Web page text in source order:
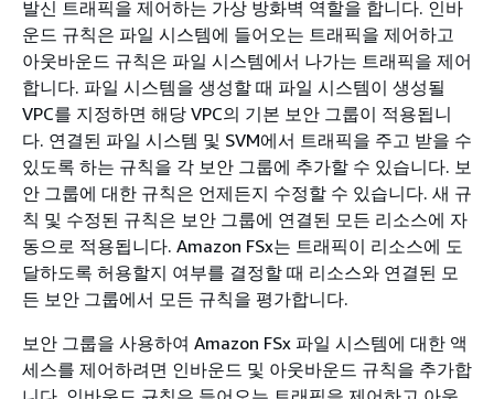
발신 트래픽을 제어하는 가상 방화벽 역할을 합니다. 인바
운드 규칙은 파일 시스템에 들어오는 트래픽을 제어하고
아웃바운드 규칙은 파일 시스템에서 나가는 트래픽을 제어
합니다. 파일 시스템을 생성할 때 파일 시스템이 생성될
VPC를 지정하면 해당 VPC의 기본 보안 그룹이 적용됩니
다. 연결된 파일 시스템 및 SVM에서 트래픽을 주고 받을 수
있도록 하는 규칙을 각 보안 그룹에 추가할 수 있습니다. 보
안 그룹에 대한 규칙은 언제든지 수정할 수 있습니다. 새 규
칙 및 수정된 규칙은 보안 그룹에 연결된 모든 리소스에 자
동으로 적용됩니다. Amazon FSx는 트래픽이 리소스에 도
달하도록 허용할지 여부를 결정할 때 리소스와 연결된 모
든 보안 그룹에서 모든 규칙을 평가합니다.
보안 그룹을 사용하여 Amazon FSx 파일 시스템에 대한 액
세스를 제어하려면 인바운드 및 아웃바운드 규칙을 추가합